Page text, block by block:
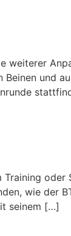
und
wie der
seinem […]